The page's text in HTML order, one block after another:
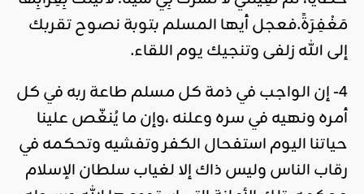
مَغْفِرَةً.فعجل أيها المسلم بتوبة نصوح تقربك
إلى الله زلفى وتنجيك يوم اللقاء.
4- إن الواجب في ذمة كل مسلم طاعة ربه في كل
أمره ونهيه في سره وعلنه ،وإن ما يُنغّص علينا
حياتنا اليوم استفحال الكفر وتفشيه وتحكمه في
رقاب الناس وليس ذاك إلا لغياب سلطان الإسلام